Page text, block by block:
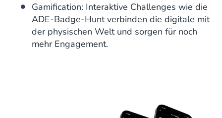
Gamification: Interaktive Challenges wie die
ADE-Badge-Hunt verbinden die digitale mit
der physischen Welt und sorgen für noch
mehr Engagement.